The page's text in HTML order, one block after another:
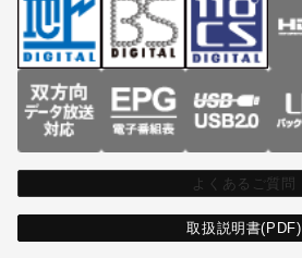
よくあるご質問
取扱説明書(PDF)